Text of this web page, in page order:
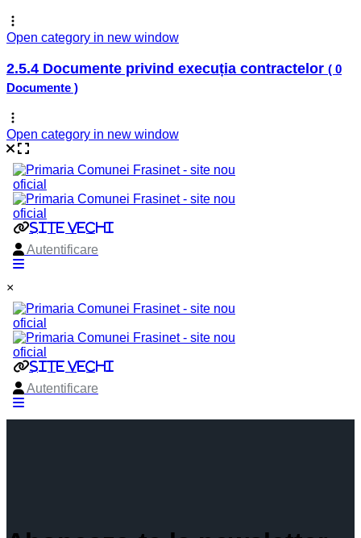
Open category in new window
2.5.4 Documente privind execuția contractelor ( 0
Documente )
Open category in new window
×